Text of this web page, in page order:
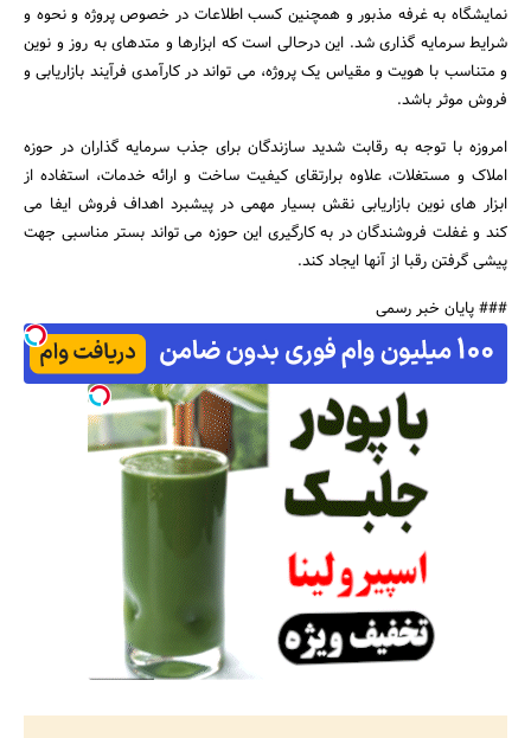
نمایشگاه به غرفه مذبور و همچنین کسب اطلاعات در خصوص پروژه و نحوه و
شرایط سرمایه گذاری شد. این درحالی است که ابزارها و متدهای به روز و نوین
و متناسب با هویت و مقیاس یک پروژه، می تواند در کارآمدی فرآیند بازاریابی و
فروش موثر باشد.
امروزه با توجه به رقابت شدید سازندگان برای جذب سرمایه گذاران در حوزه
املاک و مستغلات، علاوه برارتقای کیفیت ساخت و ارائه خدمات، استفاده از
ابزار های نوین بازاریابی نقش بسیار مهمی در پیشبرد اهداف فروش ایفا می
کند و غفلت فروشندگان در به کارگیری این حوزه می تواند بستر مناسبی جهت
پیشی گرفتن رقبا از آنها ایجاد کند.
### پایان خبر رسمی